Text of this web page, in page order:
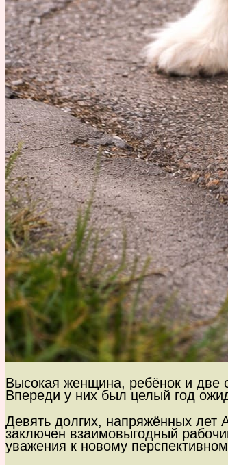
Высокая женщина, ребёнок и две
Впереди у них был целый год
Девять долгих, напряжённых лет
заключен взаимовыгодный
уважения к новому